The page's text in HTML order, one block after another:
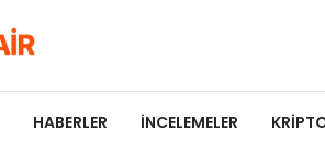
HABERLER İNCELEMELER